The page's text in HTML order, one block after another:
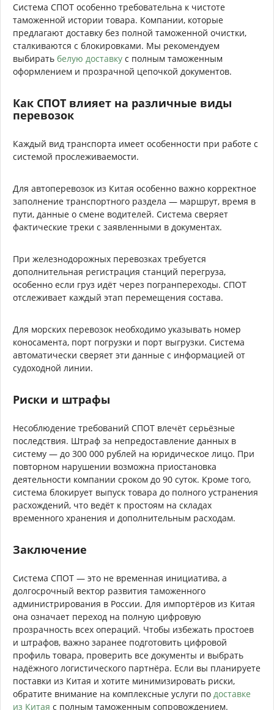
Система СПОТ особенно требовательна к чистоте
таможенной истории товара. Компании, которые
предлагают доставку без полной таможенной очистки,
сталкиваются с блокировками. Мы рекомендуем
выбирать белую доставку с полным таможенным
оформлением и прозрачной цепочкой документов.
Как СПОТ влияет на различные виды
перевозок
Каждый вид транспорта имеет особенности при работе с
системой прослеживаемости.
Для автоперевозок из Китая особенно важно корректное
заполнение транспортного раздела — маршрут, время в
пути, данные о смене водителей. Система сверяет
фактические треки с заявленными в документах.
При железнодорожных перевозках требуется
дополнительная регистрация станций перегруза,
особенно если груз идёт через погранпереходы. СПОТ
отслеживает каждый этап перемещения состава.
Для морских перевозок необходимо указывать номер
коносамента, порт погрузки и порт выгрузки. Система
автоматически сверяет эти данные с информацией от
судоходной линии.
Риски и штрафы
Несоблюдение требований СПОТ влечёт серьёзные
последствия. Штраф за непредоставление данных в
систему — до 300 000 рублей на юридическое лицо. При
повторном нарушении возможна приостановка
деятельности компании сроком до 90 суток. Кроме того,
система блокирует выпуск товара до полного устранения
расхождений, что ведёт к простоям на складах
временного хранения и дополнительным расходам.
Заключение
Система СПОТ — это не временная инициатива, а
долгосрочный вектор развития таможенного
администрирования в России. Для импортёров из Китая
она означает переход на полную цифровую
прозрачность всех операций. Чтобы избежать простоев
и штрафов, важно заранее подготовить цифровой
профиль товара, проверить все документы и выбрать
надёжного логистического партнёра. Если вы планируете
поставки из Китая и хотите минимизировать риски,
обратите внимание на комплексные услуги по доставке
из Китая с полным таможенным сопровождением.